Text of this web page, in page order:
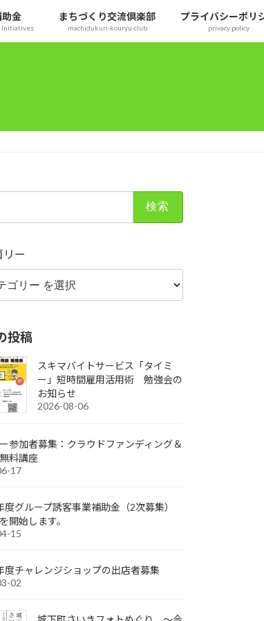
金
Initiatives
まちづくり交流倶楽部
machidukuri-kouryu-club
プライバシーポリ
privacy policy
リー
投稿
スキマバイトサービス「タイミ
ー」短時間雇用活用術 勉強会の
お知らせ
2026-08-06
参加者募集：クラウドファンディング＆
料講座
17
度グループ誘客事業補助金（2次募集）
開始します。
15
度チャレンジショップの出店者募集
02